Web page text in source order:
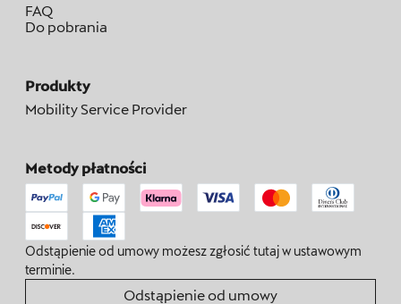
FAQ
Do pobrania
Produkty
Mobility Service Provider
Metody płatności
Odstąpienie od umowy możesz zgłosić tutaj w ustawowym
terminie.
Odstąpienie od umowy